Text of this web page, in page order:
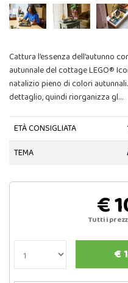
Cattura l’essenza dell’autunno
autunnale del cottage LEGO®
natalizio pieno di colori
dettaglio, quindi riorganizza gl…
ETÀ CONSIGLIATA
TEMA
€
Tutti i
€